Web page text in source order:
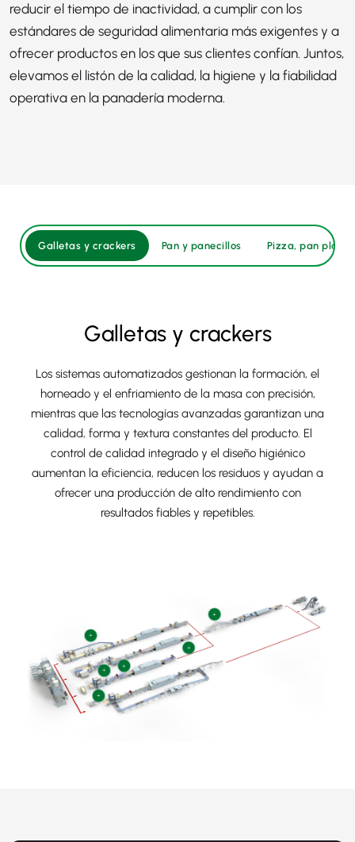
reducir el tiempo de inactividad, a cumplir con los
estándares de seguridad alimentaria más exigentes y a
ofrecer productos en los que sus clientes confían. Juntos,
elevamos el listón de la calidad, la higiene y la fiabilidad
operativa en la panadería moderna.
Galletas y crackers Pan y panecillos Pizza, pan
Galletas y crackers
Los sistemas automatizados gestionan la formación, el
horneado y el enfriamiento de la masa con precisión,
mientras que las tecnologías avanzadas garantizan una
calidad, forma y textura constantes del producto. El
control de calidad integrado y el diseño higiénico
aumentan la eficiencia, reducen los residuos y ayudan a
ofrecer una producción de alto rendimiento con
resultados fiables y repetibles.
+
+
+
+
+
+